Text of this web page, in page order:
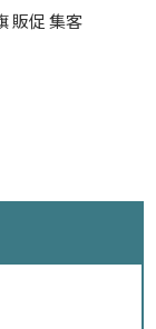
販促 集客